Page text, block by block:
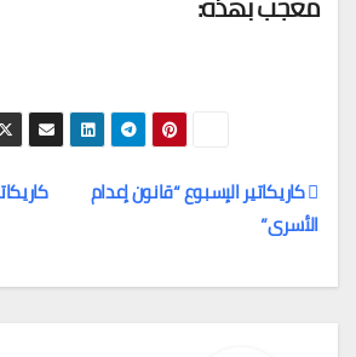
تصفّح
المقالات
كاريكاتير الإسبوع “قانون إعدام
الأسرى”